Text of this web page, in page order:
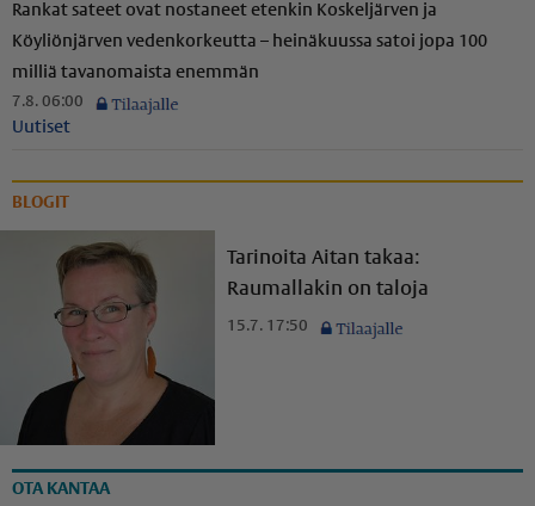
Rankat sateet ovat nostaneet etenkin Koskeljärven ja
Köyliönjärven vedenkorkeutta – heinäkuussa satoi jopa 100
milliä tavanomaista enemmän
7.8. 06:00
Uutiset
BLOGIT
Tarinoita Aitan takaa:
Raumallakin on taloja
15.7. 17:50
OTA KANTAA